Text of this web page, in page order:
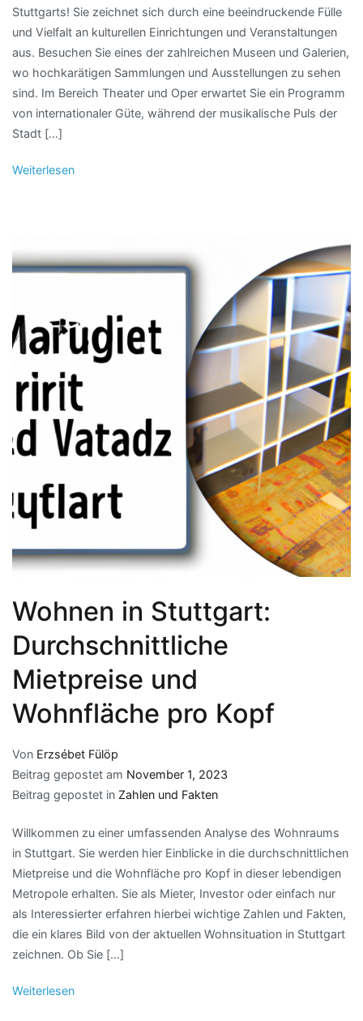
Stuttgarts! Sie zeichnet sich durch eine beeindruckende Fülle
und Vielfalt an kulturellen Einrichtungen und Veranstaltungen
aus. Besuchen Sie eines der zahlreichen Museen und Galerien,
wo hochkarätigen Sammlungen und Ausstellungen zu sehen
sind. Im Bereich Theater und Oper erwartet Sie ein Programm
von internationaler Güte, während der musikalische Puls der
Stadt […]
Weiterlesen
Wohnen in Stuttgart:
Durchschnittliche
Mietpreise und
Wohnfläche pro Kopf
Von Erzsébet Fülöp
Beitrag gepostet am November 1, 2023
Beitrag gepostet in Zahlen und Fakten
Willkommen zu einer umfassenden Analyse des Wohnraums
in Stuttgart. Sie werden hier Einblicke in die durchschnittlichen
Mietpreise und die Wohnfläche pro Kopf in dieser lebendigen
Metropole erhalten. Sie als Mieter, Investor oder einfach nur
als Interessierter erfahren hierbei wichtige Zahlen und Fakten,
die ein klares Bild von der aktuellen Wohnsituation in Stuttgart
zeichnen. Ob Sie […]
Weiterlesen